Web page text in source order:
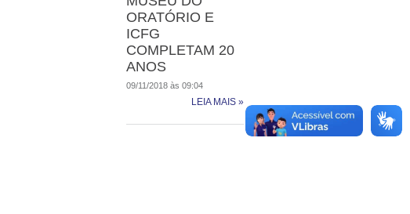
ORATÓRIO E
ICFG
COMPLETAM 20
ANOS
09/11/2018 às 09:04
LEIA MAIS »